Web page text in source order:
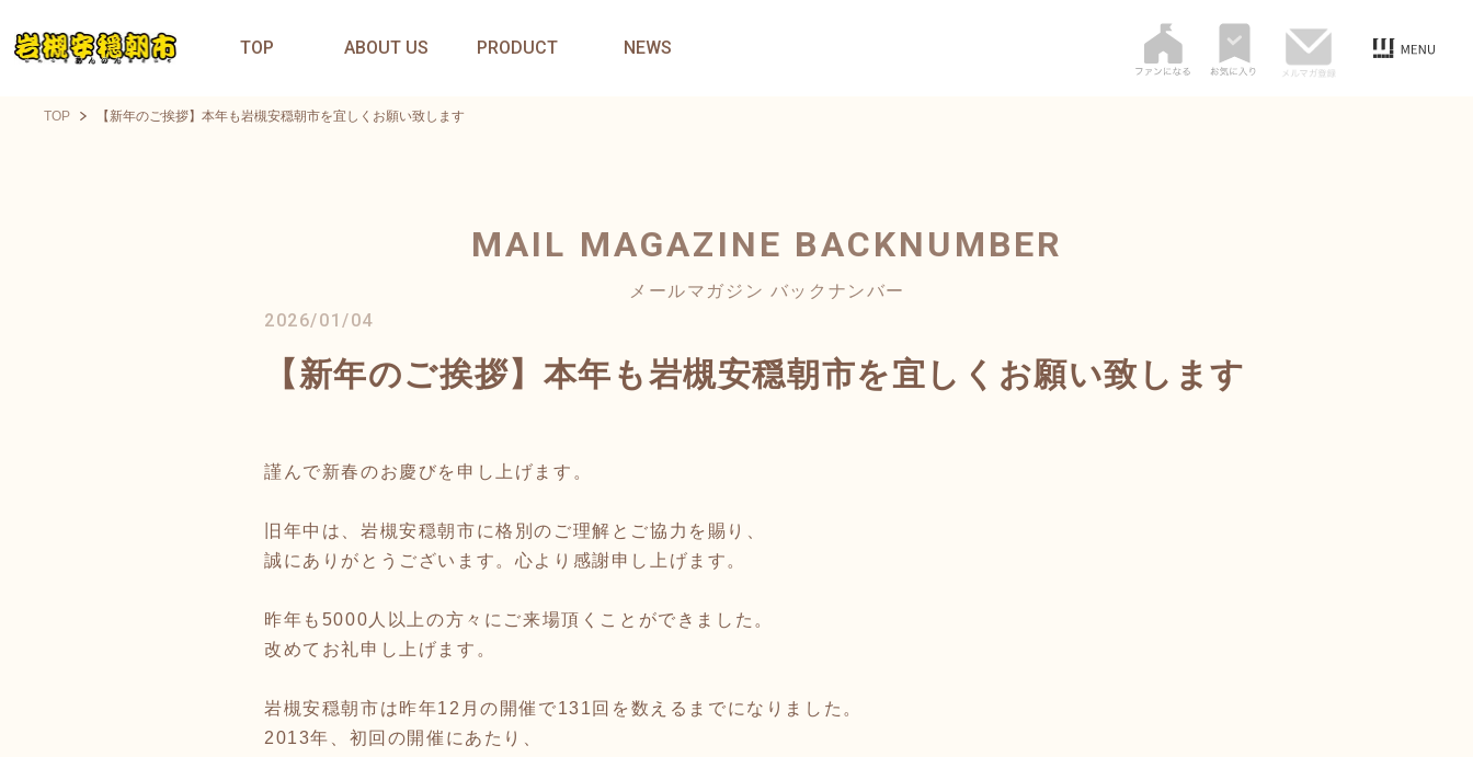
TOP ABOUT US PRODUCT NEWS
TOP 【新年のご挨拶】本年も岩槻安穏朝市を宜しくお願い致します
MAIL MAGAZINE BACKNUMBER
メールマガジン バックナンバー
2026/01/04
【新年のご挨拶】本年も岩槻安穏朝市を宜しくお願い致します
謹んで新春のお慶びを申し上げます。
旧年中は、岩槻安穏朝市に格別のご理解とご協力を賜り、
誠にありがとうございます。心より感謝申し上げます。
昨年も5000人以上の方々にご来場頂くことができました。
改めてお礼申し上げます。
岩槻安穏朝市は昨年12月の開催で131回を数えるまでになりました。
2013年、初回の開催にあたり、